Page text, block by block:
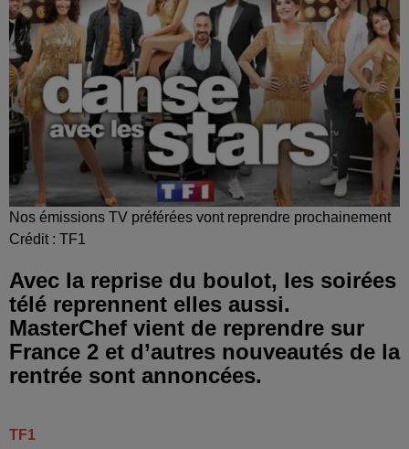
Nos émissions TV préférées vont reprendre prochainement
Crédit : TF1
Avec la reprise du boulot, les soirées
télé reprennent elles aussi.
MasterChef vient de reprendre sur
France 2 et d’autres nouveautés de la
rentrée sont annoncées.
TF1